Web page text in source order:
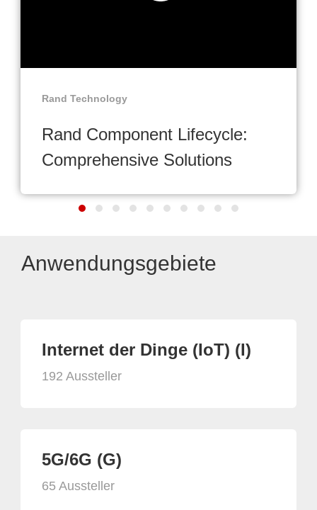
Rand Technology
Rand Component Lifecycle:
Comprehensive Solutions
Anwendungsgebiete
Internet der Dinge (IoT) (I)
192 Aussteller
5G/6G (G)
65 Aussteller